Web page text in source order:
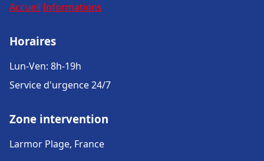
Accueil Informations
Horaires
Lun-Ven: 8h-19h
Service d'urgence 24/7
Zone intervention
Larmor Plage, France